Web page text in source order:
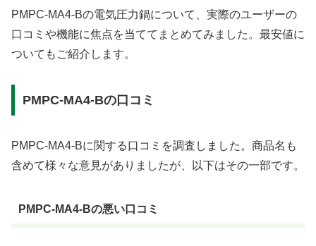
PMPC-MA4-Bの電気圧力鍋について、実際のユーザーの
口コミや機能に焦点を当ててまとめてみました。最安値に
ついてもご紹介します。
PMPC-MA4-Bの口コミ
PMPC-MA4-Bに関する口コミを調査しました。商品名も
含めて様々な意見がありましたが、以下はその一部です。
PMPC-MA4-Bの悪い口コミ